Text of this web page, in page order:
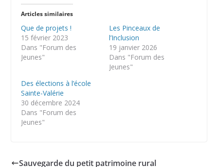
Articles similaires
Que de projets !
15 février 2023
Dans "Forum des
Jeunes"
Les Pinceaux de
l’Inclusion
19 janvier 2026
Dans "Forum des
Jeunes"
Des élections à l’école
Sainte-Valérie
30 décembre 2024
Dans "Forum des
Jeunes"
Sauvegarde du petit patrimoine rural